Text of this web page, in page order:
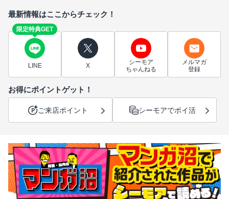
最新情報はここからチェック！
限定特典GET
LINE X
シーモア
ちゃんねる
メルマガ
登録
お得にポイントゲット！
ご来店ポイント シーモアでポイ活